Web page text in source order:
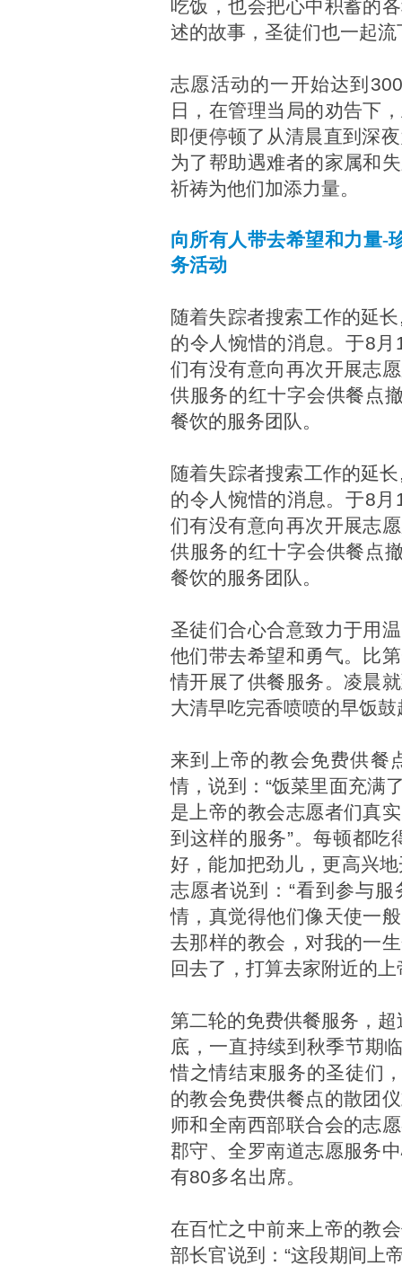
吃饭，也会把心中积蓄的
述的故事，圣徒们也一起
志愿活动的一开始达到
日，在管理当局的劝告下
即便停顿了从清晨直到深
为了帮助遇难者的家属和
祈祷为他们加添力量。
向所有人带去希望和力量-
务活动
随着失踪者搜索工作的延
的令人惋惜的消息。于8
们有没有意向再次开展志
供服务的红十字会供餐点
餐饮的服务团队。
随着失踪者搜索工作的延
的令人惋惜的消息。于8
们有没有意向再次开展志
供服务的红十字会供餐点
餐饮的服务团队。
圣徒们合心合意致力于用
他们带去希望和勇气。比
情开展了供餐服务。凌晨
大清早吃完香喷喷的早饭
来到上帝的教会免费供餐
情，说到：“饭菜里面充满
是上帝的教会志愿者们真
到这样的服务”。每顿都吃
好，能加把劲儿，更高兴
志愿者说到：“看到参与
情，真觉得他们像天使一
去那样的教会，对我的一
回去了，打算去家附近的上
第二轮的免费供餐服务，
底，一直持续到秋季节期
惜之情结束服务的圣徒们
的教会免费供餐点的散团
师和全南西部联合会的志
郡守、全罗南道志愿服务
有80多名出席。
在百忙之中前来上帝的教
部长官说到：“这段期间上